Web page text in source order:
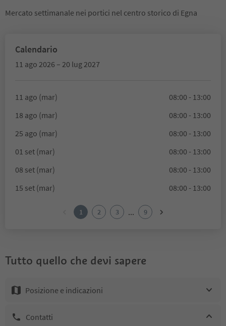
Mercato settimanale nei portici nel centro storico di Egna
Calendario
11 ago 2026 – 20 lug 2027
11 ago (mar)
08:00 - 13:00
18 ago (mar)
08:00 - 13:00
25 ago (mar)
08:00 - 13:00
01 set (mar)
08:00 - 13:00
08 set (mar)
08:00 - 13:00
15 set (mar)
08:00 - 13:00
1 2 3 ... 9
Tutto quello che devi sapere
Posizione e indicazioni
Contatti